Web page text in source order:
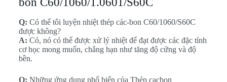
Q: Có thể tôi luyện nhiệt thép các-bon C60/1060/S60C
được không?
A: Có, nó có thể được xử lý nhiệt để đạt được các đặc tính
cơ học mong muốn, chẳng hạn như tăng độ cứng và độ
bền.
Q: Những ứng dụng phổ biến của Thép cacbon